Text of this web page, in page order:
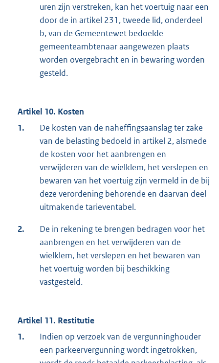
uren zijn verstreken, kan het voertuig naar een
door de in artikel 231, tweede lid, onderdeel
b, van de Gemeentewet bedoelde
gemeenteambtenaar aangewezen plaats
worden overgebracht en in bewaring worden
gesteld.
Artikel 10. Kosten
1.
De kosten van de naheffingsaanslag ter zake
van de belasting bedoeld in artikel 2, alsmede
de kosten voor het aanbrengen en
verwijderen van de wielklem, het verslepen en
bewaren van het voertuig zijn vermeld in de bij
deze verordening behorende en daarvan deel
uitmakende tarieventabel.
2.
De in rekening te brengen bedragen voor het
aanbrengen en het verwijderen van de
wielklem, het verslepen en het bewaren van
het voertuig worden bij beschikking
vastgesteld.
Artikel 11. Restitutie
1.
Indien op verzoek van de vergunninghouder
een parkeervergunning wordt ingetrokken,